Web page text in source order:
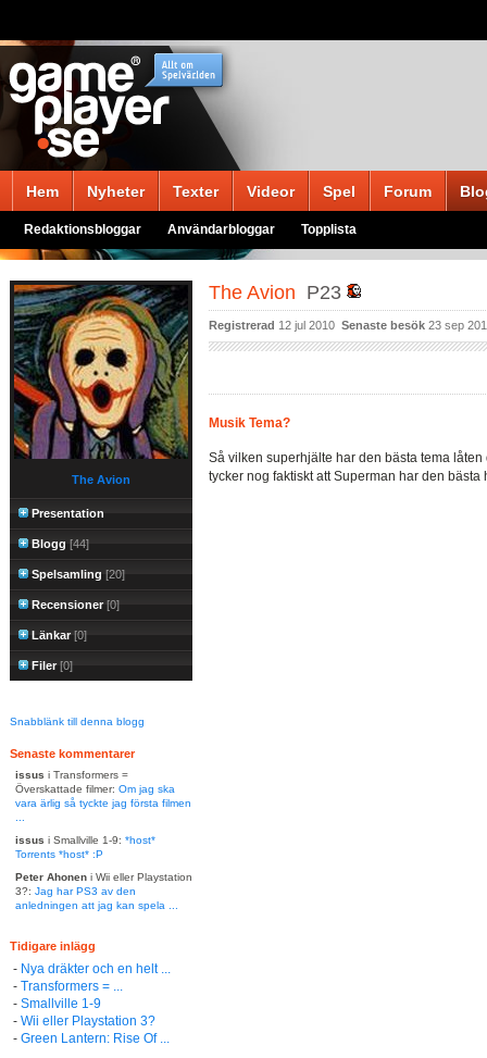
Hem Nyheter Texter Videor Spel Forum
Redaktionsbloggar Användarbloggar Topplista
The Avion
Presentation
Blogg [44]
Spelsamling [20]
Recensioner[0]
Länkar[0]
Filer[0]
Snabblänk till denna blogg
Senaste kommentarer
issus i Transformers =
Överskattade filmer: Om jag ska
vara ärlig så tyckte jag första filmen
issus i Smallville 1-9: *host*
Torrents *host* :P
Peter Ahonen i Wii eller Playstation
3?: Jag har PS3 av den
anledningen att jag kan spela ...
Tidigare inlägg
- Nya dräkter och en helt ...
- Transformers = ...
- Smallville 1-9
- Wii eller Playstation 3?
- Green Lantern: Rise Of ...
The Avion P23
Registrerad 12 jul 2010 Senaste besök 23 sep
Musik Tema?
Så vilken superhjälte har den bästa tema
tycker nog faktiskt att Superman har den